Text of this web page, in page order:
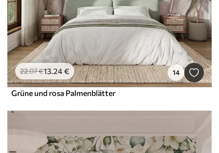
22.07€13.24€ 14
Grüne und rosa Palmenblätter